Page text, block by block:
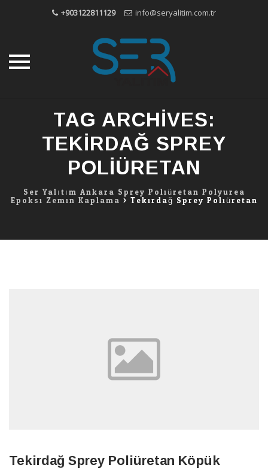
+903122811129 info@seryalitim.com.tr
TAG ARCHIVES:
TEKIRDAĞ SPREY
POLIÜRETAN
Ser Yalıtım Ankara Sprey Poliüretan Polyurea
Epoksi Zemin Kaplama > Tekirdağ Sprey Poliüretan
Tekirdağ Sprey Poliüretan Köpük